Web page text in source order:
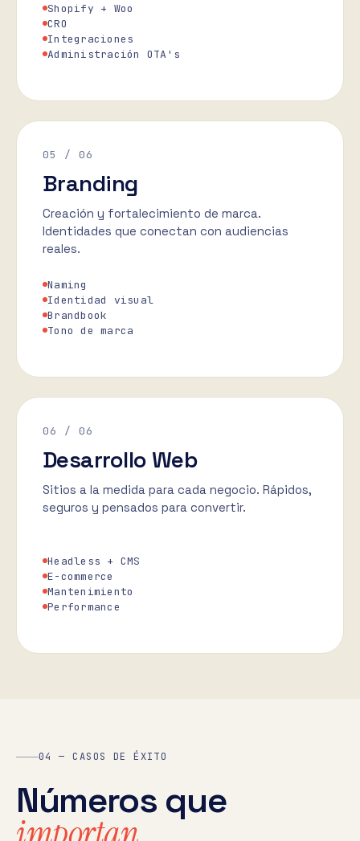
Shopify + Woo
CRO
Integraciones
Administración OTA's
05 / 06
Branding
Creación y fortalecimiento de marca.
Identidades que conectan con audiencias
reales.
Naming
Identidad visual
Brandbook
Tono de marca
06 / 06
Desarrollo Web
Sitios a la medida para cada negocio. Rápidos,
seguros y pensados para convertir.
Headless + CMS
E-commerce
Mantenimiento
Performance
04 — CASOS DE ÉXITO
Números que